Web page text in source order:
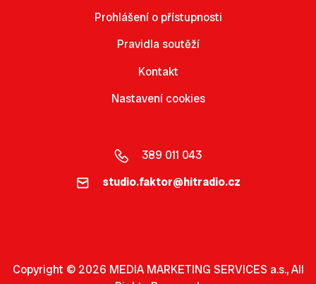
Prohlášení o přístupnosti
Pravidla soutěží
Kontakt
Nastavení cookies
389 011 043
studio.faktor@hitradio.cz
Copyright © 2026 MEDIA MARKETING SERVICES a.s., All